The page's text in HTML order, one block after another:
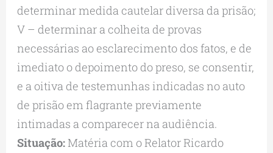
determinar medida cautelar diversa da prisão;
V – determinar a colheita de provas
necessárias ao esclarecimento dos fatos, e de
imediato o depoimento do preso, se consentir,
e a oitiva de testemunhas indicadas no auto
de prisão em flagrante previamente
intimadas a comparecer na audiência.
Situação:Matéria com o Relator Ricardo